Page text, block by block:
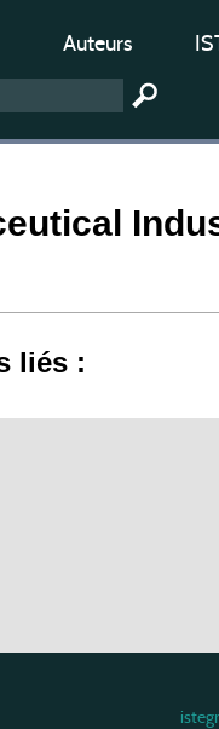
Auteurs
liés :